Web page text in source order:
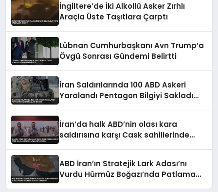
İngiltere’de İki Alkollü Asker Zırhlı
Araçla Üste Taşıtlara Çarptı
Lübnan Cumhurbaşkanı Avn Trump’a
Övgü Sonrası Gündemi Belirtti
İran Saldırılarında 100 ABD Askeri
Yaralandı Pentagon Bilgiyi Sakladı
İran’da halk ABD’nin olası kara
saldırısına karşı Cask sahillerinde
ABD İran’ın Stratejik Lark Adası’nı
Vurdu Hürmüz Boğazı’nda Patlama